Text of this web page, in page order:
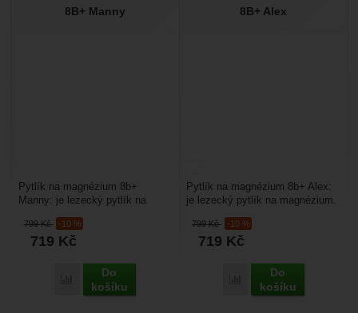
8B+ Manny
799Kč -10 %
719 Kč
Porovnat
Do
košíku
Pytlík na magnézium 8b+
Manny: je lezecký pytlík na
opaskem a karabinou. Má i
držák...
8B+ Alex
799Kč -10 %
719 Kč
Porovnat
Do
košíku
Pytlík na magnézium 8b+ Alex:
je lezecký pytlík na magnézium.
karabinou. Má i držák...